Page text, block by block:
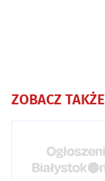
ZOBACZ TAKŻE